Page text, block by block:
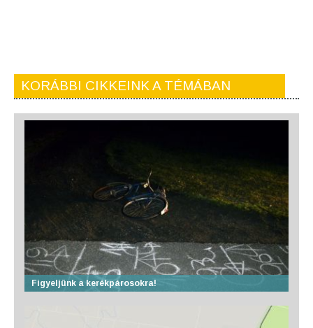
KORÁBBI CIKKEINK A TÉMÁBAN
Figyeljünk a kerékpárosokra!